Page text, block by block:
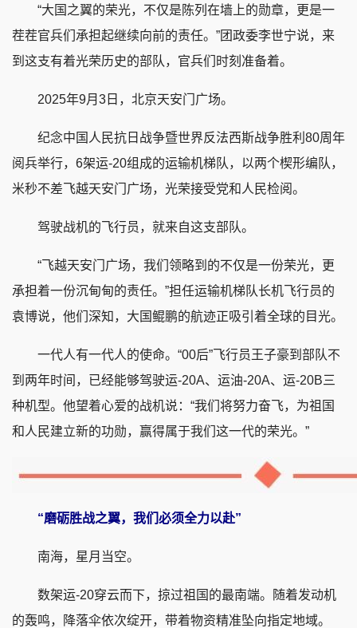
“大国之翼的荣光，不仅是陈列在墙上的勋章，更是一
茬茬官兵们承担起继续向前的责任。”团政委李世宁说，来
到这支有着光荣历史的部队，官兵们时刻准备着。
2025年9月3日，北京天安门广场。
纪念中国人民抗日战争暨世界反法西斯战争胜利80周年
阅兵举行，6架运-20组成的运输机梯队，以两个楔形编队，
米秒不差飞越天安门广场，光荣接受党和人民检阅。
驾驶战机的飞行员，就来自这支部队。
“飞越天安门广场，我们领略到的不仅是一份荣光，更
承担着一份沉甸甸的责任。”担任运输机梯队长机飞行员的
袁博说，他们深知，大国鲲鹏的航迹正吸引着全球的目光。
一代人有一代人的使命。“00后”飞行员王子豪到部队不
到两年时间，已经能够驾驶运-20A、运油-20A、运-20B三
种机型。他望着心爱的战机说：“我们将努力奋飞，为祖国
和人民建立新的功勋，赢得属于我们这一代的荣光。”
“磨砺胜战之翼，我们必须全力以赴”
南海，星月当空。
数架运-20穿云而下，掠过祖国的最南端。随着发动机
的轰鸣，降落伞依次绽开，带着物资精准坠向指定地域。